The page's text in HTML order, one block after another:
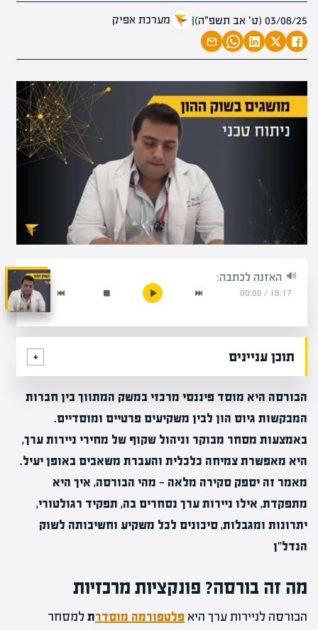
03/08/25 (ט׳ אב תשפ״ה) | מערכת אפיק
האזנה לכתבה:
18:17
/
00:00
תוכן עניינים
הבורסה היא מוסד פיננסי מרכזי במשק המתווך בין חברות
המבקשות גיוס הון לבין משקיעים פרטיים ומוסדיים.
באמצעות מסחר מבוקר וניהול שקוף של מחירי ניירות ערך,
היא מאפשרת צמיחה כלכלית והעברת משאבים באופן יעיל.
מאמר זה יספק סקירה מלאה — מהי הבורסה, איך היא
מתפקדת, אילו ניירות ערך נסחרים בה, תפקיד רגולטורי,
יתרונות ומגבלות, סיכונים לכל משקיע וחשיבותה לשוק
הנדל"ן
מה זה בורסה? פונקציות מרכזיות
הבורסה לניירות ערך היא פלטפורמה מוסדרתלמסחר